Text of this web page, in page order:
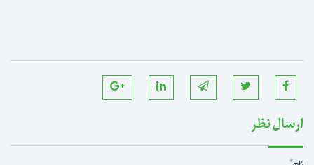
ارسال نظر